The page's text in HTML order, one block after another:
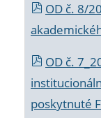
OD č. 8/
OD č.
poskytnuté